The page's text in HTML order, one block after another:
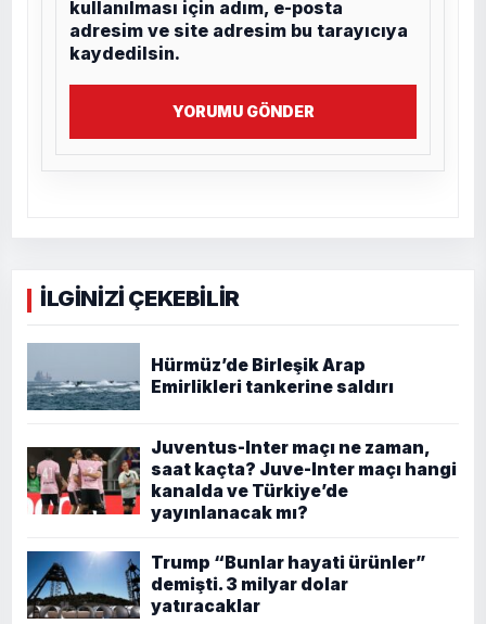
kullanılması için adım, e-posta
adresim ve site adresim bu tarayıcıya
kaydedilsin.
YORUMU GÖNDER
İLGİNİZİ ÇEKEBİLİR
Hürmüz’de Birleşik Arap
Emirlikleri tankerine saldırı
Juventus-Inter maçı ne zaman,
saat kaçta? Juve-Inter maçı hangi
kanalda ve Türkiye’de
yayınlanacak mı?
Trump “Bunlar hayati ürünler”
demişti. 3 milyar dolar
yatıracaklar